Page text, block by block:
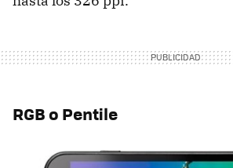
RGBo Pentile